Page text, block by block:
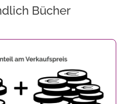
Bücher